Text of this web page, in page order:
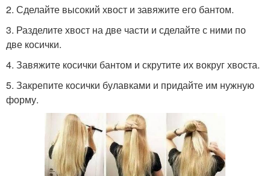
2. Сделайте высокий хвост и завяжите его бантом.
3. Разделите хвост на две части и сделайте с ними по
две косички.
4. Завяжите косички бантом и скрутите их вокруг хвоста.
5. Закрепите косички булавками и придайте им нужную
форму.